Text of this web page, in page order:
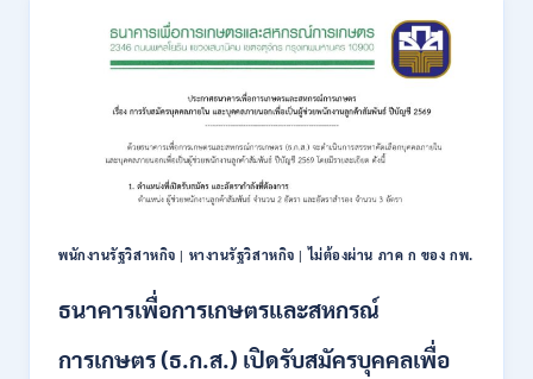
สมัคร
ทาง
ออนไลน์
ก.ค.-
10
ส.ค.
2569
ลงทุน
(BOI)
รับ
สมัคร
พนักงาน
10
/
หลาย
/
พนักงานรัฐวิสาหกิจ | หางานรัฐวิสาหกิจ |ไม่ต้องผ่าน ภาค ก ของ กพ.
ธนาคารเพื่อการเกษตรและสหกรณ์
การเกษตร (ธ.ก.ส.) เปิดรับสมัครบุคคลเพื่อ